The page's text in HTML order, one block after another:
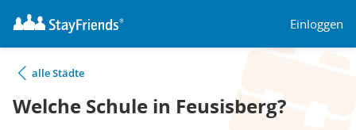
Einloggen
alle Städte
Welche Schule in Feusisberg?